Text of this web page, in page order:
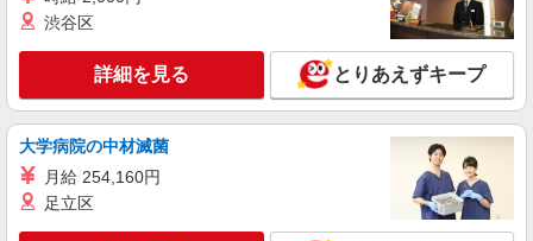
渋谷区
詳細を見る とりあえずキープ
大学病院の中材滅菌
月給 254,160円
足立区